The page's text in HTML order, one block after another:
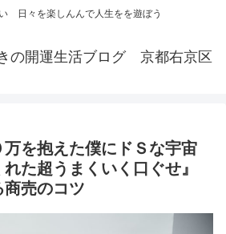
日々を楽しんんで人生をを遊ぼう
の開運生活ブログ 京都右京区
万を抱えた僕にドＳな宇宙
た超うまくいく口ぐせ』
商売のコツ